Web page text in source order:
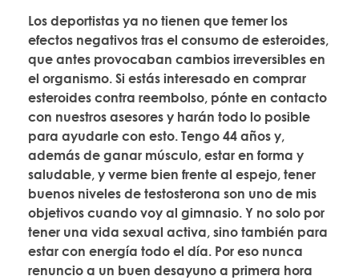
Los deportistas ya no tienen que temer los
efectos negativos tras el consumo de esteroides,
que antes provocaban cambios irreversibles en
el organismo. Si estás interesado en comprar
esteroides contra reembolso, pónte en contacto
con nuestros asesores y harán todo lo posible
para ayudarle con esto. Tengo 44 años y,
además de ganar músculo, estar en forma y
saludable, y verme bien frente al espejo, tener
buenos niveles de testosterona son uno de mis
objetivos cuando voy al gimnasio. Y no solo por
tener una vida sexual activa, sino también para
estar con energía todo el día. Por eso nunca
renuncio a un buen desayuno a primera hora